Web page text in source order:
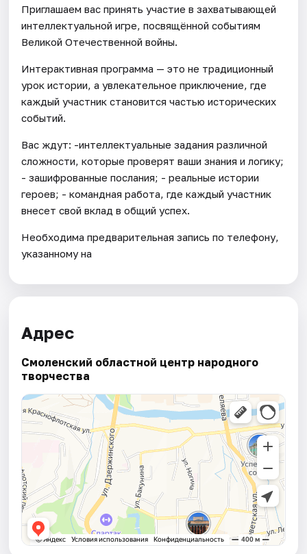
Приглашаем вас принять участие в захватывающей
интеллектуальной игре, посвящённой событиям
Великой Отечественной войны.
Интерактивная программа — это не традиционный
урок истории, а увлекательное приключение, где
каждый участник становится частью исторических
событий.
Вас ждут: -интеллектуальные задания различной
сложности, которые проверят ваши знания и логику;
- зашифрованные послания; - реальные истории
героев; - командная работа, где каждый участник
внесет свой вклад в общий успех.
Необходима предварительная запись по телефону,
указанному на
Адрес
Смоленский областной центр народного
творчества